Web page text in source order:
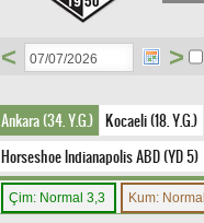
< >
Ankara (34. Y.G.) Kocaeli (18. Y.G.)
Horseshoe Indianapolis ABD (YD 5)
Çim: Normal 3,3 Kum: Normal